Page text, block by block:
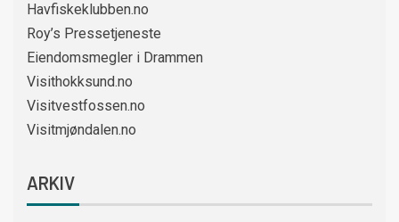
Havfiskeklubben.no
Roy’s Pressetjeneste
Eiendomsmegler i Drammen
Visithokksund.no
Visitvestfossen.no
Visitmjøndalen.no
ARKIV